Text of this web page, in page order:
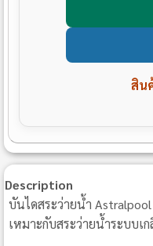
สิน
Description
บันไดสระว่ายน้ำ
เหมาะกับสระว่ายน้ำระบบเก